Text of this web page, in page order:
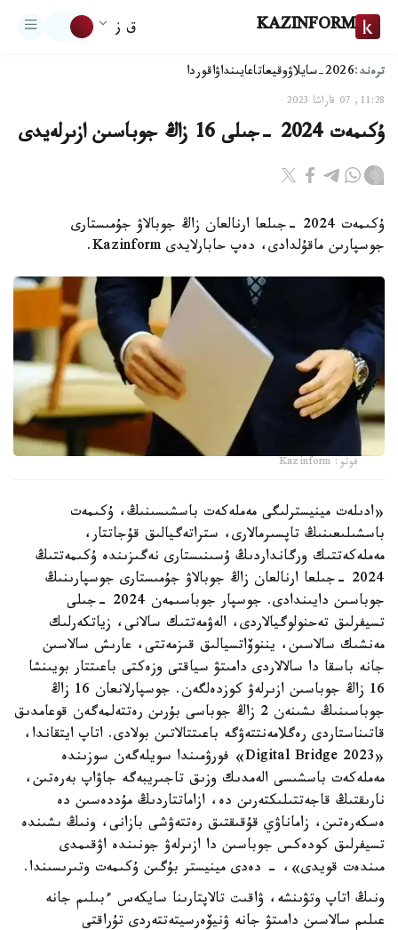
KAZINFORM ق ز
ترەند:2026-سايلاۋ وقيعاتاعايىنداۋاقوردا
11:28, 07 قاراشا 2023
ۇكىمەت 2024 -جىلى 16 زاڭ جوباسىن ازىرلەيدى
ۇكىمەت 2024 -جىلعا ارنالعان زاڭ جوبالاۋ جۇمىستارى
جوسپارىن ماقۇلدادى، دەپ حابارلايدى Kazinform.
فوتو: Kazinform
«ادىلەت مينيسترلىگى مەملەكەت باسشىسىنىڭ، ۇكىمەت
باسشىلىعىنىڭ تاپسىرمالارى، ستراتەگيالىق قۇجاتتار،
مەملەكەتتىك ورگانداردىڭ ۇسىنىستارى نەگىزىندە ۇكىمەتتىڭ
2024 -جىلعا ارنالعان زاڭ جوبالاۋ جۇمىستارى جوسپارىنىڭ
جوباسىن دايىندادى. جوسپار جوباسىمەن 2024 -جىلى
تسيفرلىق تەحنولوگيالاردى، الەۋمەتتىك سالانى، زياتكەرلىك
مەنشىك سالاسىن، يننوۆاتسيالىق قىزمەتتى، عارىش سالاسىن
جانە باسقا دا سالالاردى دامىتۋ سياقتى وزەكتى باعىتتار بويىنشا
16 زاڭ جوباسىن ازىرلەۋ كوزدەلگەن. جوسپارلانعان 16 زاڭ
جوباسىنىڭ ىشىنەن 2 زاڭ جوباسى بۇرىن رەتتەلمەگەن قوعامدىق
قاتىناستاردى رەگلامەنتتەۋگە باعىتتالاتىن بولادى. اتاپ ايتقاندا،
«Digital Bridge 2023» فورۋمىندا سويلەگەن سوزىندە
مەملەكەت باسشىسى الەمدىك وزىق تاجىريبەگە جاۋاپ بەرەتىن،
نارىقتىڭ قاجەتتىلىكتەرىن دە، ازاماتتاردىڭ مۇددەسىن دە
ەسكەرەتىن، زاماناۋي قۇقىقتىق رەتتەۋشى بازانى، ونىڭ ىشىندە
تسيفرلىق كودەكس جوباسىن دا ازىرلەۋ جونىندە اۋقىمدى
مىندەت قويدى»، - دەدى مينيستر بۇگىن ۇكىمەت وتىرىسىندا.
ونىڭ اتاپ وتۋىنشە، ۋاقىت تالاپتارىنا سايكەس ءبىلىم جانە
عىلىم سالاسىن دامىتۋ جانە ۋنيۆەرسيتەتتەردى تۇراقتى